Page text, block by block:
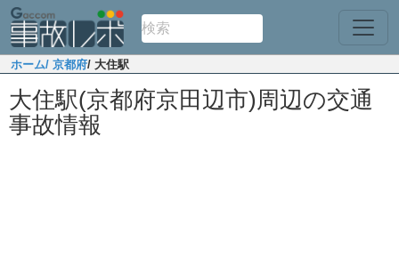
ホーム/ 京都府/ 大住駅
大住駅(京都府京田辺市)周辺の交通
事故情報